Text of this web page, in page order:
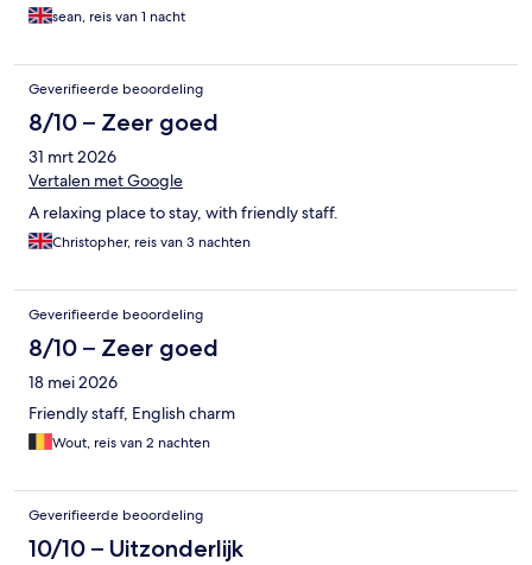
sean, reis van 1 nacht
Geverifieerde beoordeling
8/10 – Zeer goed
31 mrt 2026
Vertalen met Google
A relaxing place to stay, with friendly staff.
Christopher, reis van 3 nachten
Geverifieerde beoordeling
8/10 – Zeer goed
18 mei 2026
Friendly staff, English charm
Wout, reis van 2 nachten
Geverifieerde beoordeling
10/10 – Uitzonderlijk